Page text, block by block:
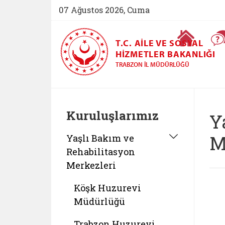
07 Ağustos 2026, Cuma
Ana Sayfa
T.C. AILE VE SOSYAL
HIZMETLER BAKANLIĞI
TRABZON İL MÜDÜRLÜĞÜ
Kuruluşlarımız
Yaşlı Bakım ve
Rehabilitasyon
Merkezleri
Köşk Huzurevi
Müdürlüğü